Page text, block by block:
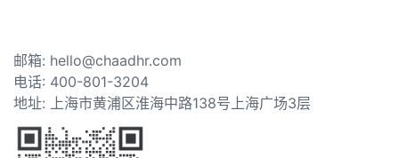
邮箱: hello@chaadhr.com
电话: 400-801-3204
地址: 上海市黄浦区淮海中路138号上海广场3层